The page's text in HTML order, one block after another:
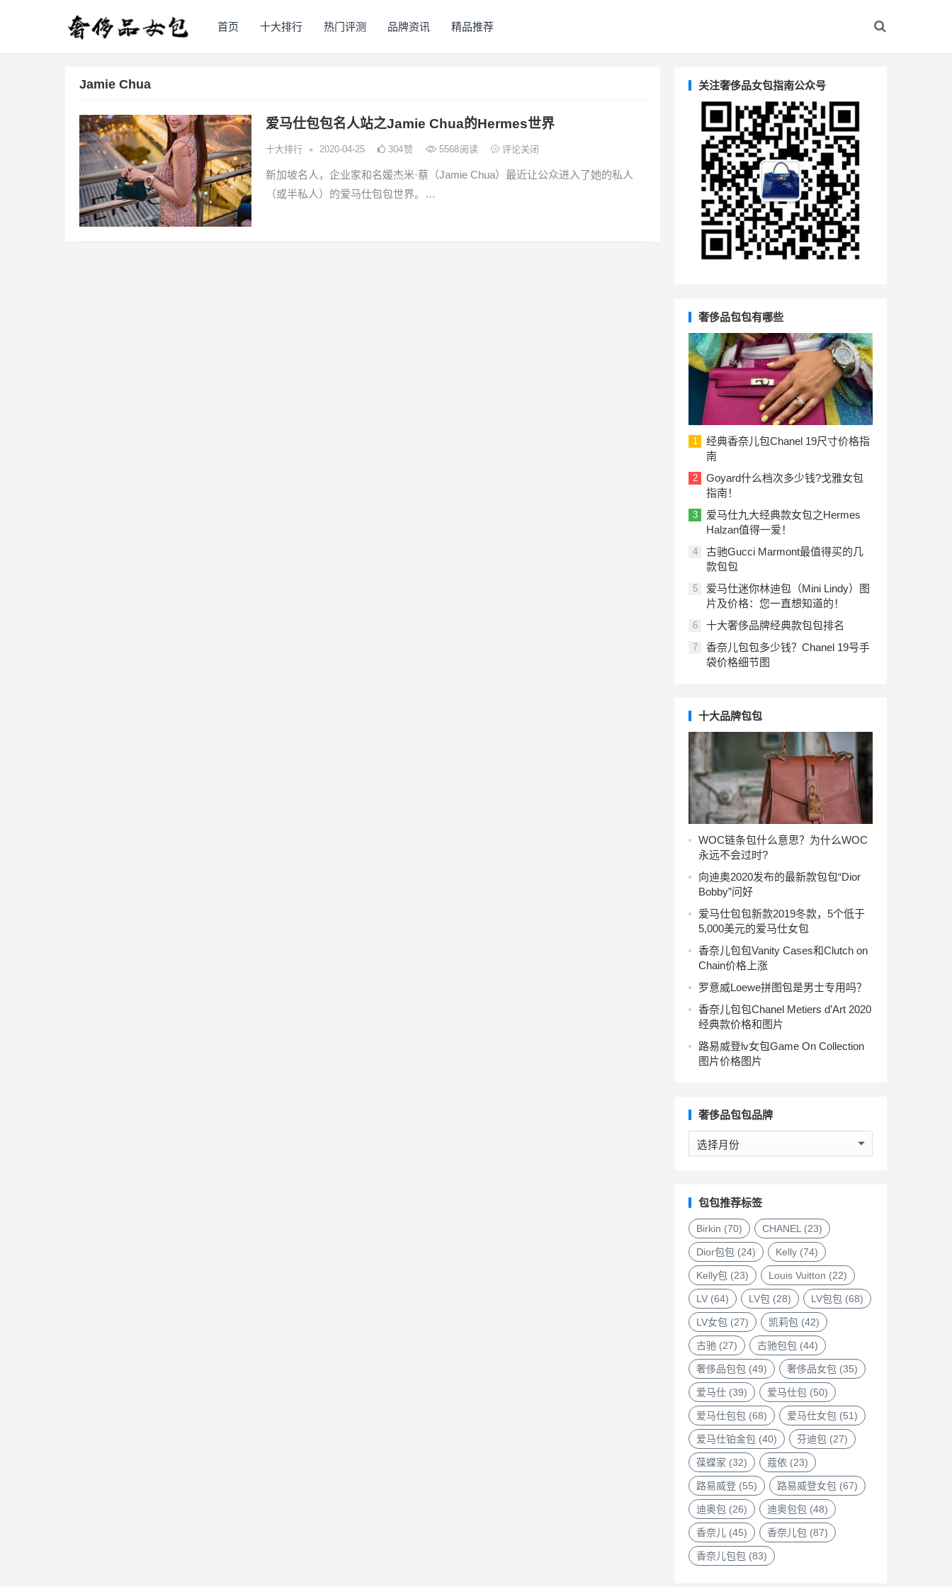
首页 十大排行 热门评测 品牌资讯 精品推荐
Jamie Chua
爱马仕包包名人站之Jamie Chua的Hermes世界
十大排行 • 2020-04-25 304赞 5568阅读 评论关闭
新加坡名人，企业家和名媛杰米·蔡（Jamie Chua）最近让公众进入了她的私人
（或半私人）的爱马仕包包世界。…
关注奢侈品女包指南公众号
奢侈品包包有哪些
1
经典香奈儿包Chanel 19尺寸价格指
南
2
Goyard什么档次多少钱?戈雅女包
指南！
3
爱马仕九大经典款女包之Hermes
Halzan值得一爱！
4
古驰Gucci Marmont最值得买的几
款包包
5
爱马仕迷你林迪包（Mini Lindy）图
片及价格：您一直想知道的！
6 十大奢侈品牌经典款包包排名
7
香奈儿包包多少钱？Chanel 19号手
袋价格细节图
十大品牌包包
WOC链条包什么意思？为什么WOC
永远不会过时?
向迪奥2020发布的最新款包包“Dior
Bobby”问好
爱马仕包包新款2019冬款，5个低于
5,000美元的爱马仕女包
香奈儿包包Vanity Cases和Clutch on
Chain价格上涨
罗意威Loewe拼图包是男士专用吗？
香奈儿包包Chanel Metiers d’Art 2020
经典款价格和图片
路易威登lv女包Game On Collection
图片价格图片
奢侈品包包品牌
奢
侈
包
品
牌
包包推荐标签
Birkin (70) CHANEL(23)
Dior包包 (24) Kelly (74)
Kelly包 (23) Louis Vuitton (22)
LV (64) LV包 (28) LV包包 (68)
LV女包 (27) 凯莉包 (42)
古驰 (27) 古驰包包 (44)
奢侈品包包 (49) 奢侈品女包 (35)
爱马仕 (39) 爱马仕包 (50)
爱马仕包包 (68) 爱马仕女包 (51)
爱马仕铂金包 (40) 芬迪包 (27)
葆蝶家 (32) 蔻依 (23)
路易威登 (55) 路易威登女包 (67)
迪奥包 (26) 迪奥包包 (48)
香奈儿 (45) 香奈儿包 (87)
香奈儿包包 (83)